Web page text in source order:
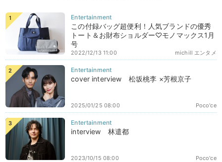
この付録バッグ超便利！人気ブランドの優秀
トート＆お財布ショルダー♡モノマックス1月
号
michill エンタメ
2022/12/13 11:00
cover interview 松坂桃李 ×芳根京子
Poco'ce
2025/01/25 08:00
interview 林遣都
Poco'ce
2023/10/15 08:00